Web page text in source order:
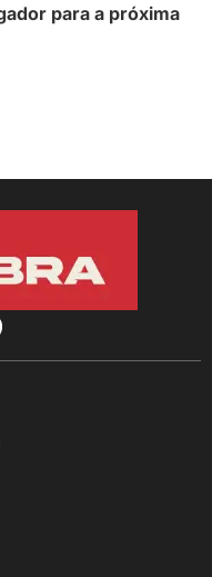
para a próxima